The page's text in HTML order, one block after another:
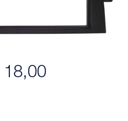
18,00